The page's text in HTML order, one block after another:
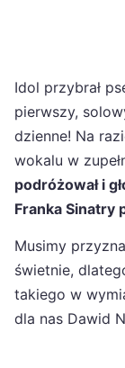
Idol przybrał
pierwszy,
dzienne! Na
wokalu w
podróżował i
Franka Sinatry
Musimy
świetnie,
takiego w
dla nas Dawid